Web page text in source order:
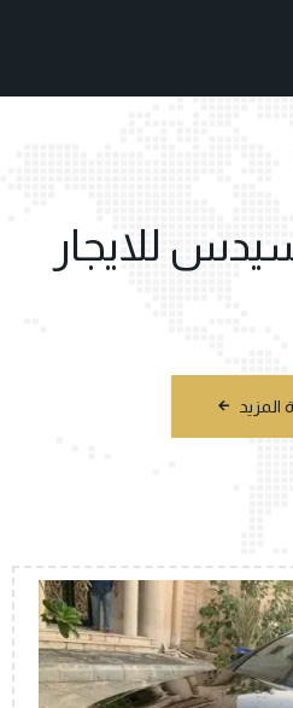
للايجار
المزيد